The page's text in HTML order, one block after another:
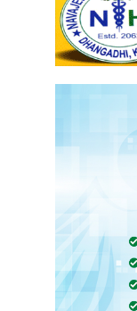
अन्तर्वार्ता
खेलकुद